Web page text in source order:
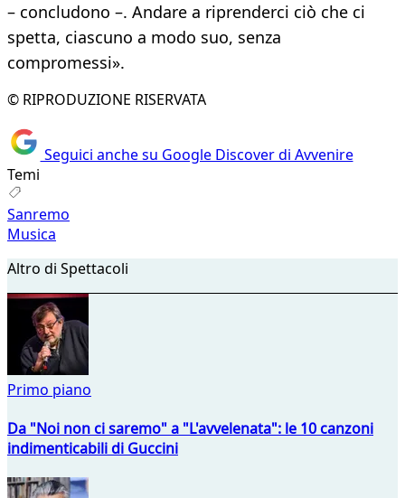
– concludono –. Andare a riprenderci ciò che ci
spetta, ciascuno a modo suo, senza
compromessi».
© RIPRODUZIONE RISERVATA
Seguici anche su Google Discover di Avvenire
Temi
Sanremo
Musica
Altro di Spettacoli
Primo piano
Da "Noi non ci saremo" a "L'avvelenata": le 10 canzoni
indimenticabili di Guccini